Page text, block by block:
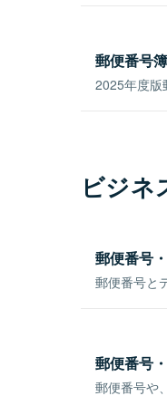
郵便番号
2025年度版
ビジネ
郵便番号
郵便番号と
郵便番号
郵便番号や